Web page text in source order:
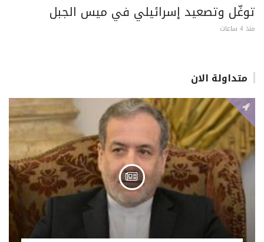
توغّل وتصعيد إسرائيلي في ميس الجبل
منذ 4 ساعات
متداولة الان